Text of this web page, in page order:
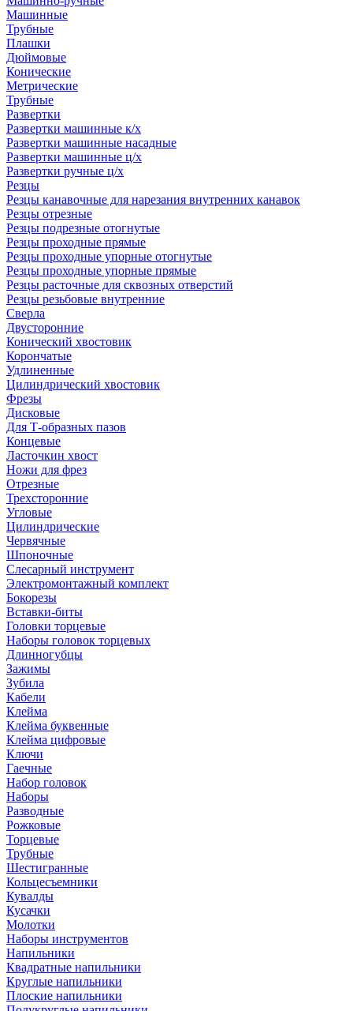
Машинные
Трубные
Плашки
Дюймовые
Конические
Метрические
Трубные
Развертки
Развертки машинные к/х
Развертки машинные насадные
Развертки машинные ц/х
Развертки ручные ц/х
Резцы
Резцы канавочные для нарезания внутренних канавок
Резцы отрезные
Резцы подрезные отогнутые
Резцы проходные прямые
Резцы проходные упорные отогнутые
Резцы проходные упорные прямые
Резцы расточные для сквозных отверстий
Резцы резьбовые внутренние
Сверла
Двусторонние
Конический хвостовик
Корончатые
Удлиненные
Цилиндрический хвостовик
Фрезы
Дисковые
Для Т-образных пазов
Концевые
Ласточкин хвост
Ножи для фрез
Отрезные
Трехсторонние
Угловые
Цилиндрические
Червячные
Шпоночные
Слесарный инструмент
Электромонтажный комплект
Бокорезы
Вставки-биты
Головки торцевые
Наборы головок торцевых
Длинногубцы
Зажимы
Зубила
Кабели
Клейма
Клейма буквенные
Клейма цифровые
Ключи
Гаечные
Набор головок
Наборы
Разводные
Рожковые
Торцевые
Трубные
Шестигранные
Кольцесъемники
Кувалды
Кусачки
Молотки
Наборы инструментов
Напильники
Квадратные напильники
Круглые напильники
Плоские напильники